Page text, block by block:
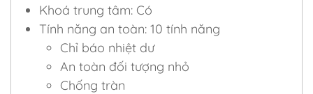
Khoá trung tâm: Có
Tính năng an toàn: 10 tính năng
Chỉ báo nhiệt dư
An toàn đối tượng nhỏ
Chống tràn